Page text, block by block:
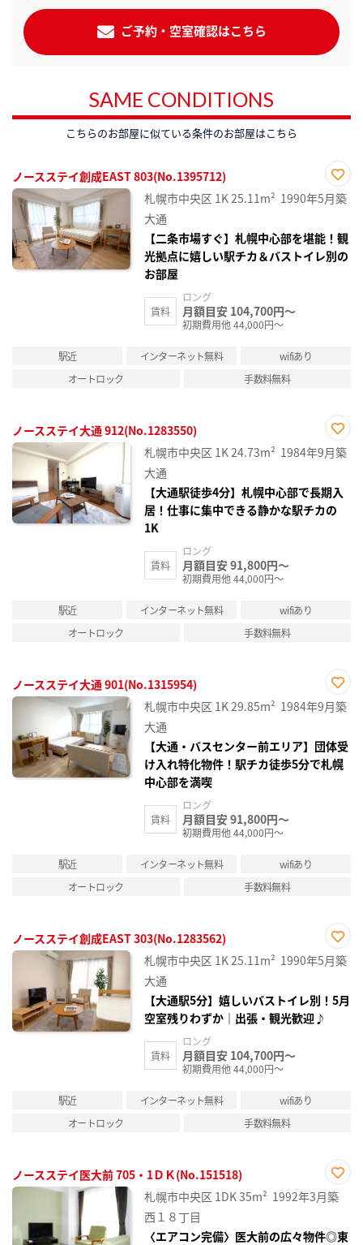
ご予約・空室確認はこちら
SAME CONDITIONS
こちらのお部屋に似ている条件のお部屋はこちら
ノースステイ創成EAST 803(No.1395712)
お気
に入
札幌市中央区 1K25.11m² 1990年5月築
大通
【二条市場すぐ】札幌中心部を堪能！観
光拠点に嬉しい駅チカ＆バストイレ別の
お部屋
賃料
ロング
月額目安 104,700円～
初期費用他 44,000円～
駅近 インターネット無料
wifiあり
オートロック
手数料無料
ノースステイ大通 912(No.1283550)
お気
に入
札幌市中央区 1K24.73m² 1984年9月築
大通
【大通駅徒歩4分】札幌中心部で長期入
居！仕事に集中できる静かな駅チカの
1K
賃料
ロング
月額目安 91,800円～
初期費用他 44,000円～
駅近 インターネット無料
wifiあり
オートロック
手数料無料
ノースステイ大通 901(No.1315954)
お気
に入
札幌市中央区 1K29.85m² 1984年9月築
大通
【大通・バスセンター前エリア】団体受
け入れ特化物件！駅チカ徒歩5分で札幌
中心部を満喫
賃料
ロング
月額目安 91,800円～
初期費用他 44,000円～
駅近 インターネット無料
wifiあり
オートロック
手数料無料
ノースステイ創成EAST 303(No.1283562)
お気
に入
札幌市中央区 1K25.11m² 1990年5月築
大通
【大通駅5分】嬉しいバストイレ別！5月
空室残りわずか｜出張・観光歓迎♪
賃料
ロング
月額目安 104,700円～
初期費用他 44,000円～
駅近 インターネット無料
wifiあり
オートロック
手数料無料
ノースステイ医大前 705・1ＤＫ(No.151518)
お気
に入
札幌市中央区 1DK35m² 1992年3月築
西１８丁目
〈エアコン完備〉医大前の広々物件◎東